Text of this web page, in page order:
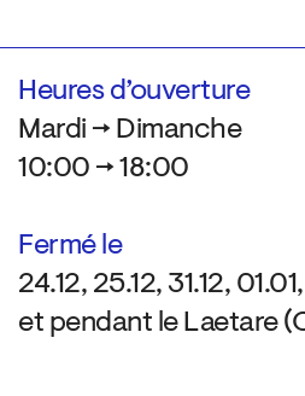
Heures d’ouverture
Mardi → Dimanche
10:00 → 18:00
Fermé le
24.12, 25.12, 31.12, 01.01,
et pendant le Laetare